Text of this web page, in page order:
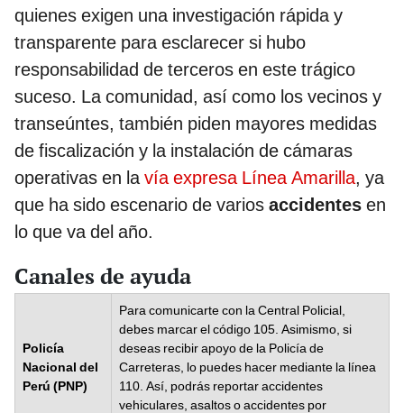
quienes exigen una investigación rápida y
transparente para esclarecer si hubo
responsabilidad de terceros en este trágico
suceso. La comunidad, así como los vecinos y
transeúntes, también piden mayores medidas
de fiscalización y la instalación de cámaras
operativas en lavía expresa Línea Amarilla, ya
que ha sido escenario de varios accidentes en
lo que va del año.
Canales de ayuda
Policía
Nacional del
Perú (PNP)
Para comunicarte con la Central Policial,
debes marcar el código 105. Asimismo, si
deseas recibir apoyo de la Policía de
Carreteras, lo puedes hacer mediante la línea
110. Así, podrás reportar accidentes
vehiculares, asaltos o accidentes por